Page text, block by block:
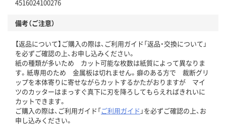
4516024100276
備考（ご注意）
【返品について】ご購入の際は、ご利用ガイド「返品・交換について」
を必ずご確認の上、お申し込みください。
紙の種類が多いため カット可能な枚数は紙質によって異なりま
す。紙専用のため 金属板は切れません。癖のある方で 裁断グリ
ップを本体寄りに寄せながらカットするかたがおりますが マイ
ツのカッターはまっすぐ真下に刃を降ろしてもらえればきれいに
カットできます。
ご購入の際は、ご利用ガイド「ご利用ガイド 」を必ずご確認の上、お
申し込みください。